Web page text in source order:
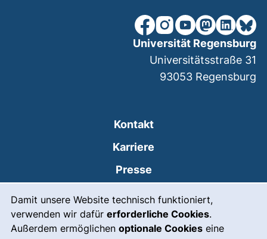
Damit unsere Website technisch funktioniert,
verwenden wir dafür erforderliche Cookies.
Außerdem ermöglichen optionale Cookies eine
unsere Facebook-Seite
unsere Instagram-
unsere YouTube-
unsereunsere
Kontakt
Karriere
Presse
Leichte Sprache
Universität Regensburg
Universitätsstraße 31
93053 Regensburg